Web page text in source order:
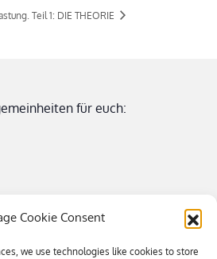
Cookie Consent
we use technologies like cookies to store
Teil 1: DIE THEORIE
für euch:
– kühle Pfoten an heißen Tagen